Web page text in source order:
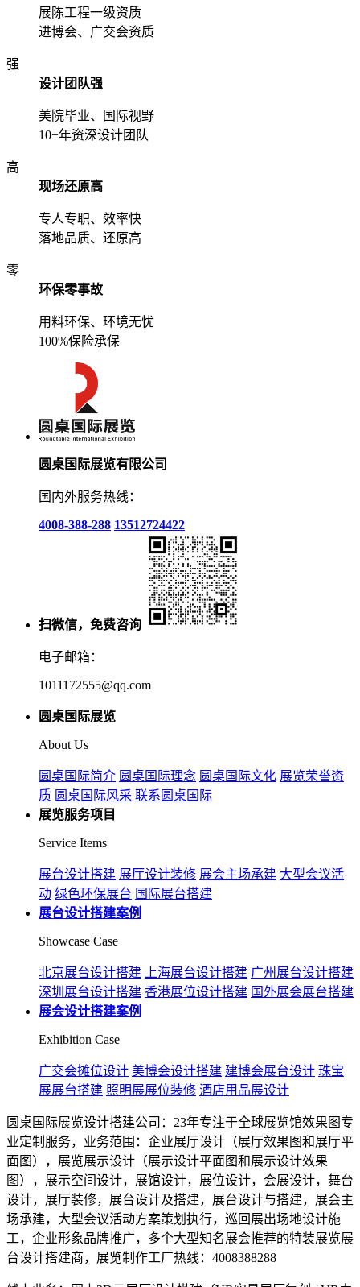
展陈工程一级资质
进博会、广交会资质
强
设计团队强
美院毕业、国际视野
10+年资深设计团队
高
现场还原高
专人专职、效率快
落地品质、还原高
零
环保零事故
用料环保、环境无忧
100%保险承保
圆桌国际展览有限公司
国内外服务热线：
4008-388-288 13512724422
扫微信，免费咨询
电子邮箱：
1011172555@qq.com
圆桌国际展览
About Us
圆桌国际简介 圆桌国际理念 圆桌国际文化 展览荣誉资
质 圆桌国际风采 联系圆桌国际
展览服务项目
Service Items
展台设计搭建 展厅设计装修 展会主场承建 大型会议活
动 绿色环保展台 国际展台搭建
展台设计搭建案例
Showcase Case
北京展台设计搭建 上海展台设计搭建 广州展台设计搭建
深圳展台设计搭建 香港展位设计搭建 国外展会展台搭建
展会设计搭建案例
Exhibition Case
广交会摊位设计 美博会设计搭建 建博会展台设计 珠宝
展展台搭建 照明展展位装修 酒店用品展设计
圆桌国际展览设计搭建公司：23年专注于全球展览馆效果图专
业定制服务，业务范围：企业展厅设计（展厅效果图和展厅平
面图），展览展示设计（展示设计平面图和展示设计效果
图），展示空间设计，展馆设计，展位设计，会展设计，舞台
设计，展厅装修，展台设计及搭建，展台设计与搭建，展会主
场承建，大型会议活动方案策划执行，巡回展出场地设计施
工，企业形象品牌推广，多个大型知名展会推荐的特装展览展
台设计搭建商，展览制作工厂热线：4008388288